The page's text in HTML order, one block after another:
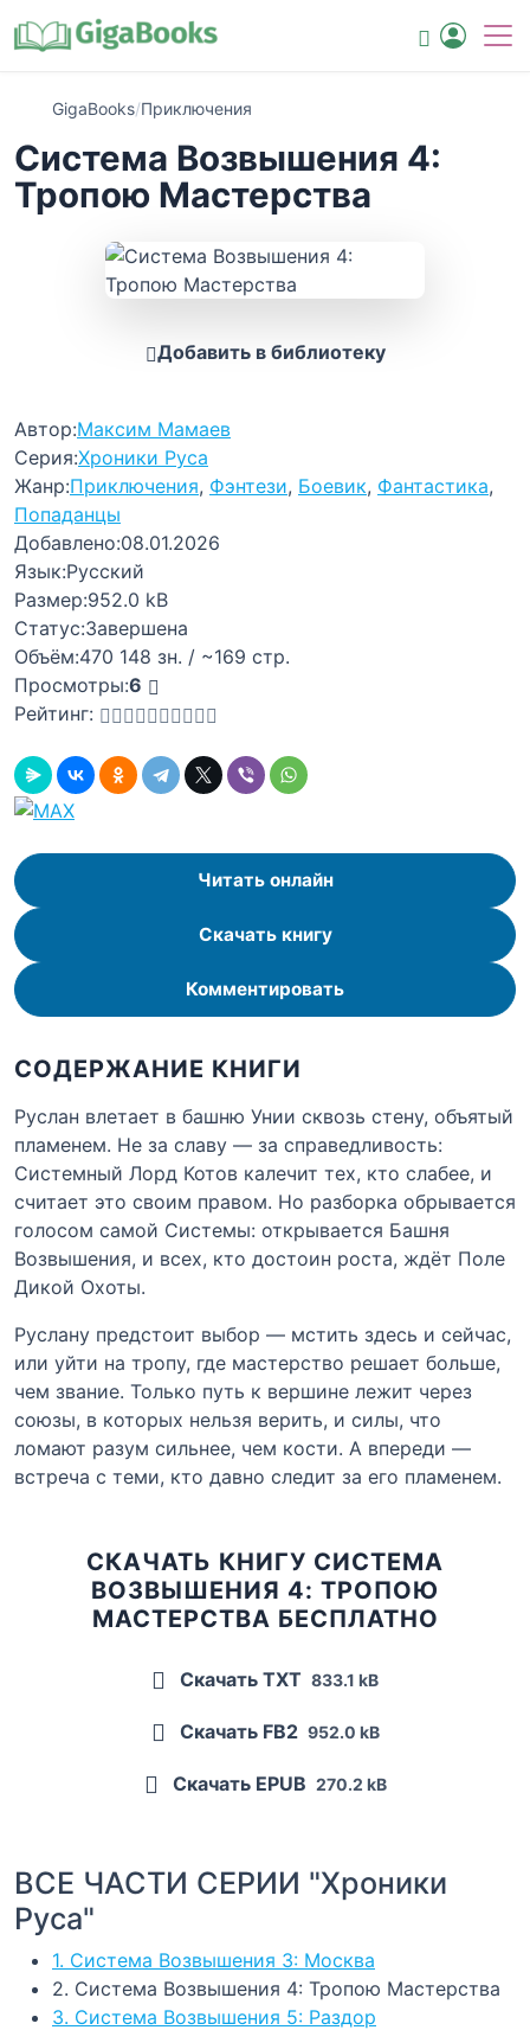
GigaBooks/Приключения
Система Возвышения 4:
Тропою Мастерства
Добавить в библиотеку
Автор:Максим Мамаев
Серия:Хроники Руса
Жанр:Приключения, Фэнтези, Боевик, Фантастика,
Попаданцы
Добавлено:08.01.2026
Язык:Русский
Размер:952.0 kB
Статус:Завершена
Объём:470 148 зн. / ~169 стр.
Просмотры:6
Рейтинг:
Читать онлайн
Скачать книгу
Комментировать
СОДЕРЖАНИЕ КНИГИ
Руслан влетает в башню Унии сквозь стену, объятый
пламенем. Не за славу — за справедливость:
Системный Лорд Котов калечит тех, кто слабее, и
считает это своим правом. Но разборка обрывается
голосом самой Системы: открывается Башня
Возвышения, и всех, кто достоин роста, ждёт Поле
Дикой Охоты.
Руслану предстоит выбор — мстить здесь и сейчас,
или уйти на тропу, где мастерство решает больше,
чем звание. Только путь к вершине лежит через
союзы, в которых нельзя верить, и силы, что
ломают разум сильнее, чем кости. А впереди —
встреча с теми, кто давно следит за его пламенем.
СКАЧАТЬ КНИГУ СИСТЕМА
ВОЗВЫШЕНИЯ 4: ТРОПОЮ
МАСТЕРСТВА БЕСПЛАТНО
Скачать TXT 833.1 kB
Скачать FB2 952.0 kB
Скачать EPUB 270.2 kB
ВСЕ ЧАСТИ СЕРИИ "Хроники
Руса"
1. Система Возвышения 3: Москва
2. Система Возвышения 4: Тропою Мастерства
3. Система Возвышения 5: Раздор